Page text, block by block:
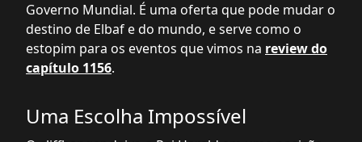
Governo Mundial. É uma oferta que pode mudar o
destino de Elbaf e do mundo, e serve como o
estopim para os eventos que vimos na review do
capítulo 1156.
Uma Escolha Impossível